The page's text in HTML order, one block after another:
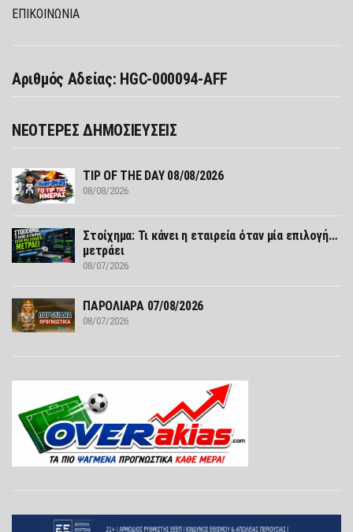
ΕΠΙΚΟΙΝΩΝΙΑ
Αριθμός Αδείας: HGC-000094-AFF
ΝΕΟΤΕΡΕΣ ΔΗΜΟΣΙΕΥΣΕΙΣ
TIP OF THE DAY 08/08/2026
08/08/2026
Στοίχημα: Τι κάνει η εταιρεία όταν μία επιλογή…
μετράει
08/07/2026
ΠΑΡΟΛΙΑΡΑ 07/08/2026
08/07/2026